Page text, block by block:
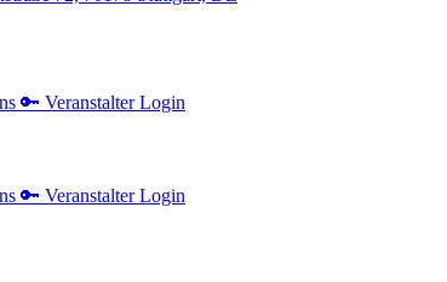
🔑 Veranstalter Login
🔑 Veranstalter Login